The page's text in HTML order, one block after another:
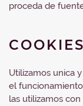
proceda de
COOKIES
Utilizamos unica
el
las utilizamos